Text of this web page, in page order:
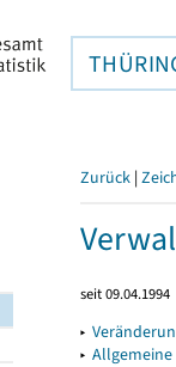
Zurück |
seit 09.04.1994
▸
▸